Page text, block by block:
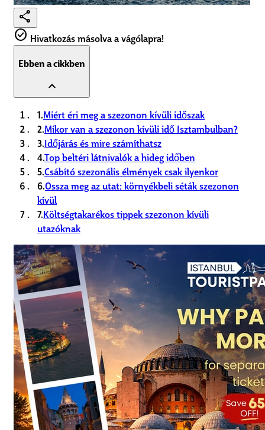
share
check_circle Hivatkozás másolva a vágólapra!
Ebben a cikkben
expand_less
1.Miért éri meg a szezonon kívüli időszak
2.Mikor van a szezonon kívüli idő Isztambulban?
3.Időjárás és mire számíthatsz
4.Top beltéri látnivalók a hideg időben
5.Csábító szezonális élmények csak ilyenkor
6.Ossza meg az utat: környékbeli séták szezonon
kívül
7.Költségtakarékos tippek szezonon kívüli
utazóknak